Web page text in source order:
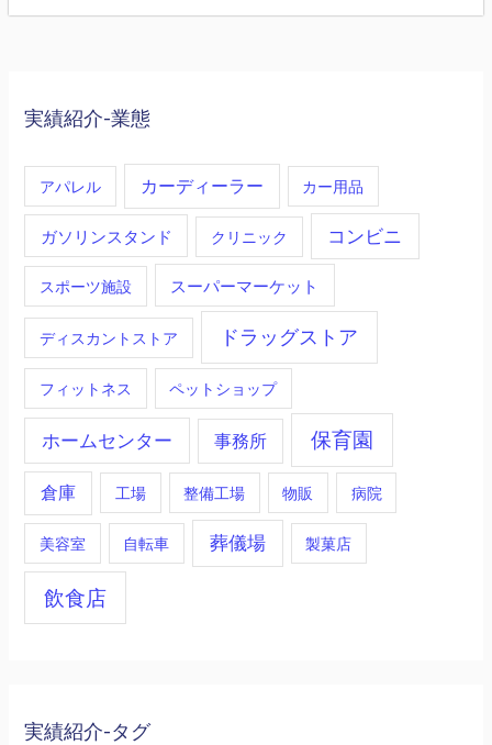
実績紹介-業態
アパレル カーディーラー カー用品
ガソリンスタンド クリニック コンビニ
スポーツ施設 スーパーマーケット
ディスカントストア ドラッグストア
フィットネス ペットショップ
ホームセンター 事務所 保育園
倉庫 工場 整備工場 物販 病院
美容室 自転車 葬儀場 製菓店
飲食店
実績紹介-タグ